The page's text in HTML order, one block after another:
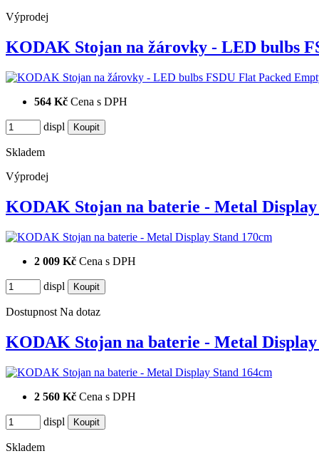
Výprodej
KODAK Stojan na žárovky - LED bulbs
564 Kč Cena s DPH
displ
Skladem
Výprodej
KODAK Stojan na baterie - Metal
2 009 Kč Cena s DPH
displ
Dostupnost Na dotaz
KODAK Stojan na baterie - Metal
2 560 Kč Cena s DPH
displ
Skladem